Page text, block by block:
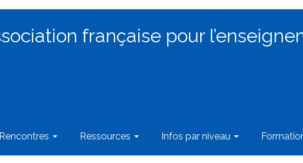
française pour
Rencontres Ressources Infos par niveau